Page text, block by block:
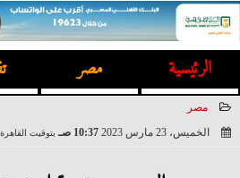
الرئيسية مصر
مصر
الخميس، 23 مارس 2023
10:37 صـ بتوقيت القاهرة